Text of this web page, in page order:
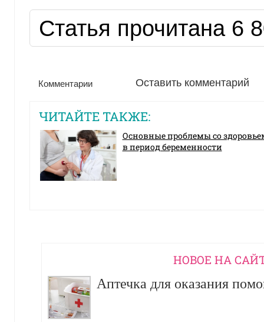
Статья прочитана 6
Комментарии Оставить комментарий
ЧИТАЙТЕ ТАКЖЕ:
Основные проблемы со
в период беременности
НОВОЕ НА
Аптечка для оказания